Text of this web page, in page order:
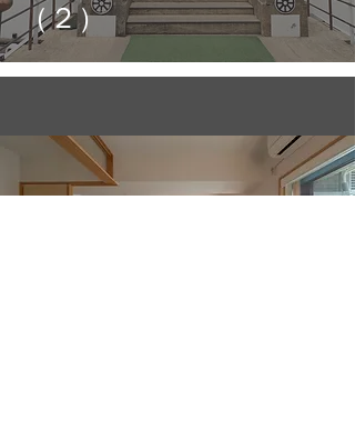
（２）